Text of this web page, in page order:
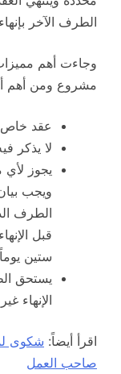
الطرف الآخر
وجاءت أهم
مشروع ومن أهم
عقد خاص
لا يذكر
يجوز
ويجب
الطرف
قبل
ستين
يستحق
الإنهاء
اقرأ أيضاً: شكوى
صاحب العمل